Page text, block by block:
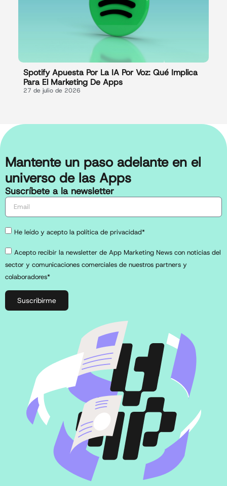
Spotify Apuesta Por La IA Por Voz: Qué Implica
Para El Marketing De Apps
27 de julio de 2026
Mantente un paso adelante en el
universo de las Apps
Suscríbete a la newsletter
He leído y acepto la política de privacidad*
Acepto recibir la newsletter de App Marketing News con noticias del
sector y comunicaciones comerciales de nuestros partners y
colaboradores*
Suscribirme